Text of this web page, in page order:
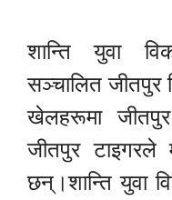
शान्ति युवा
सञ्चालित जीतपुर
खेलहरूमा
जीतपुर टाइगरले
छन्।शान्ति युवा